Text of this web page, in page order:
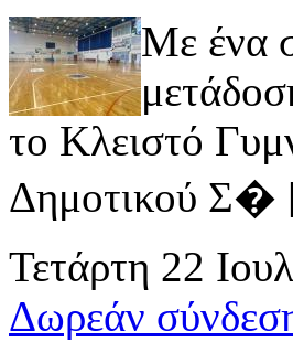
Με ένα
το Κλειστό
Δημοτικού Σ�
Τετάρτη 22
Δωρεάν